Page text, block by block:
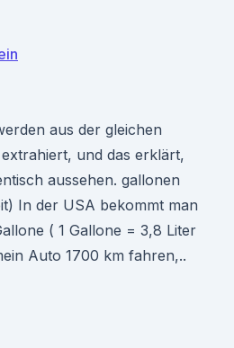
aus der gleichen
und das erklärt,
aussehen. gallonen
In der USA bekommt man
( 1 Gallone = 3,8 Liter
Auto 1700 km fahren,..